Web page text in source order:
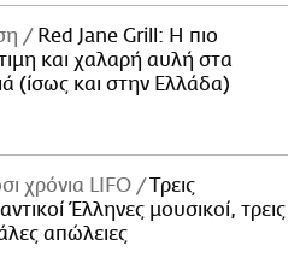
Red Jane Grill: Η πιο
και χαλαρή αυλή στα
(ίσως και στην Ελλάδα)
χρόνια LIFO
Tρεις
Έλληνες μουσικοί, τρεις
απώλειες